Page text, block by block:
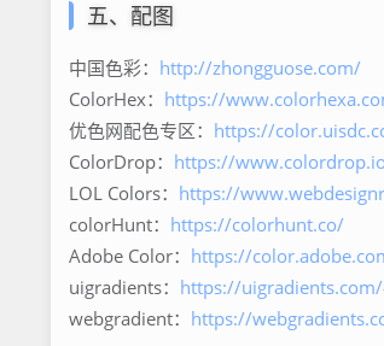
五、配图
中国色彩： http://zhongguose.com/
ColorHex： https://
优色网配色专区： https://
ColorDrop： https://
LOL Colors： https://
colorHunt： https://colorhunt.co/
Adobe Color： https://
uigradients： https://
webgradient： https://